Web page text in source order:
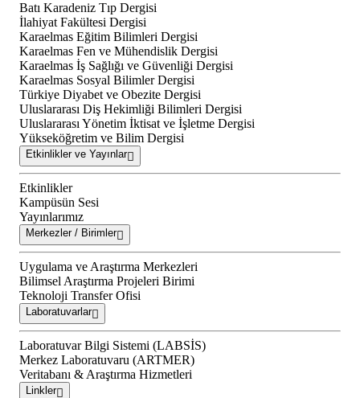
Batı Karadeniz Tıp Dergisi
İlahiyat Fakültesi Dergisi
Karaelmas Eğitim Bilimleri Dergisi
Karaelmas Fen ve Mühendislik Dergisi
Karaelmas İş Sağlığı ve Güvenliği Dergisi
Karaelmas Sosyal Bilimler Dergisi
Türkiye Diyabet ve Obezite Dergisi
Uluslararası Diş Hekimliği Bilimleri Dergisi
Uluslararası Yönetim İktisat ve İşletme Dergisi
Yükseköğretim ve Bilim Dergisi
Etkinlikler ve Yayınlar
Etkinlikler
Kampüsün Sesi
Yayınlarımız
Merkezler / Birimler
Uygulama ve Araştırma Merkezleri
Bilimsel Araştırma Projeleri Birimi
Teknoloji Transfer Ofisi
Laboratuvarlar
Laboratuvar Bilgi Sistemi (LABSİS)
Merkez Laboratuvaru (ARTMER)
Veritabanı & Araştırma Hizmetleri
Linkler